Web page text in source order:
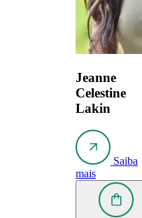
Jeanne
Celestine
Lakin
Saiba
mais